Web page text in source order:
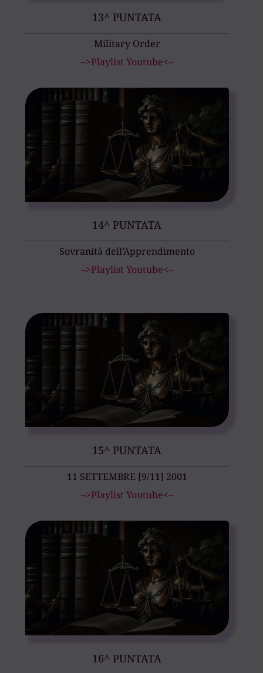
13^ PUNTATA
Military Order
–>Playlist Youtube<–
14^ PUNTATA
Sovranità dell’Apprendimento
–>Playlist Youtube<–
15^ PUNTATA
11 SETTEMBRE [9/11] 2001
–>Playlist Youtube<–
16^ PUNTATA